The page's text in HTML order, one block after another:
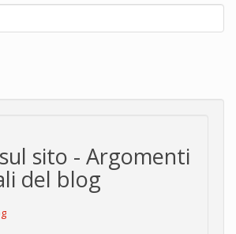
sito - Argomenti
del blog